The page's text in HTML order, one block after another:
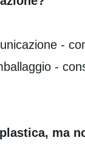
-
-
ma